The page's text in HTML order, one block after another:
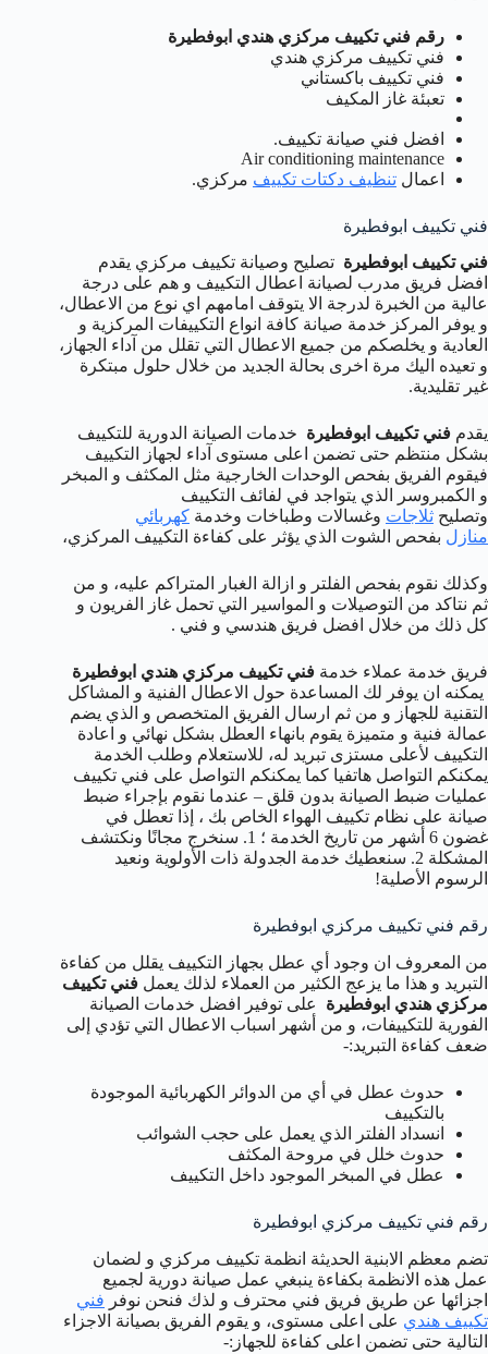
رقم فني تكييف مركزي هندي ابوفطيرة
فني تكييف مركزي هندي
فني تكييف باكستاني
تعبئة غاز المكيف
افضل فني صيانة تكييف.
Air conditioning maintenance
اعمال تنظيف دكتات تكييف مركزي.
فني تكييف ابوفطيرة
فني تكييف ابوفطيرة تصليح وصيانة تكييف مركزي يقدم
افضل فريق مدرب لصيانة اعطال التكييف و هم على درجة
عالية من الخبرة لدرجة الا يتوقف امامهم اي نوع من الاعطال،
و يوفر المركز خدمة صيانة كافة انواع التكييفات المركزية و
العادية و يخلصكم من جميع الاعطال التي تقلل من آداء الجهاز،
و تعيده اليك مرة اخرى بحالة الجديد من خلال حلول مبتكرة
غير تقليدية.
يقدم فني تكييف ابوفطيرة خدمات الصيانة الدورية للتكييف
بشكل منتظم حتى تضمن اعلى مستوى آداء لجهاز التكييف
فيقوم الفريق بفحص الوحدات الخارجية مثل المكثف و المبخر
و الكمبروسر الذي يتواجد في لفائف التكييف
وتصليح ثلاجات وغسالات وطباخات وخدمة كهربائي
منازل بفحص الشوت الذي يؤثر على كفاءة التكييف المركزي،
وكذلك نقوم بفحص الفلتر و ازالة الغبار المتراكم عليه، و من
ثم نتاكد من التوصيلات و المواسير التي تحمل غاز الفريون و
كل ذلك من خلال افضل فريق هندسي و فني .
فريق خدمة عملاء خدمة فني تكييف مركزي هندي ابوفطيرة
يمكنه ان يوفر لك المساعدة حول الاعطال الفنية و المشاكل
التقنية للجهاز و من ثم ارسال الفريق المتخصص و الذي يضم
عمالة فنية و متميزة يقوم بانهاء العطل بشكل نهائي و اعادة
التكييف لأعلى مستزى تبريد له، للاستعلام وطلب الخدمة
يمكنكم التواصل هاتفيا كما يمكنكم التواصل على فني تكييف
عمليات ضبط الصيانة بدون قلق – عندما نقوم بإجراء ضبط
صيانة على نظام تكييف الهواء الخاص بك ، إذا تعطل في
غضون 6 أشهر من تاريخ الخدمة ؛ 1. سنخرج مجانًا ونكتشف
المشكلة 2. سنعطيك خدمة الجدولة ذات الأولوية ونعيد
الرسوم الأصلية!
رقم فني تكييف مركزي ابوفطيرة
من المعروف ان وجود أي عطل بجهاز التكييف يقلل من كفاءة
التبريد و هذا ما يزعج الكثير من العملاء لذلك يعمل فني تكييف
مركزي هندي ابوفطيرة
على توفير افضل خدمات الصيانة
الفورية للتكييفات، و من أشهر اسباب الاعطال التي تؤدي إلى
ضعف كفاءة التبريد:-
حدوث عطل في أي من الدوائر الكهربائية الموجودة
بالتكييف
انسداد الفلتر الذي يعمل على حجب الشوائب
حدوث خلل في مروحة المكثف
عطل في المبخر الموجود داخل التكييف
رقم فني تكييف مركزي ابوفطيرة
تضم معظم الابنية الحديثة انظمة تكييف مركزي و لضمان
عمل هذه الانظمة بكفاءة ينبغي عمل صيانة دورية لجميع
اجزائها عن طريق فريق فني محترف و لذك فنحن نوفر فني
تكييف هندي على اعلى مستوى، و يقوم الفريق بصيانة الاجزاء
التالية حتى تضمن اعلى كفاءة للجهاز:-